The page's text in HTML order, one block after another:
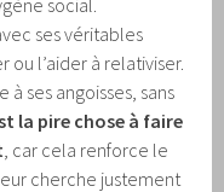
ses véritables
l’aider à relativiser.
à ses angoisses, sans
la pire chose à faire
, car cela renforce le
cherche justement